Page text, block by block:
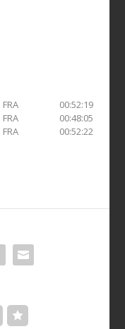
FRA 00:52:19
FRA 00:48:05
FRA 00:52:22